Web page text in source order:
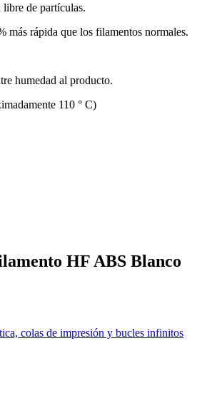
de partículas.
rápida que los filamentos normales.
humedad al producto.
110 ° C)
HF ABS Blanco
colas de impresión y bucles infinitos